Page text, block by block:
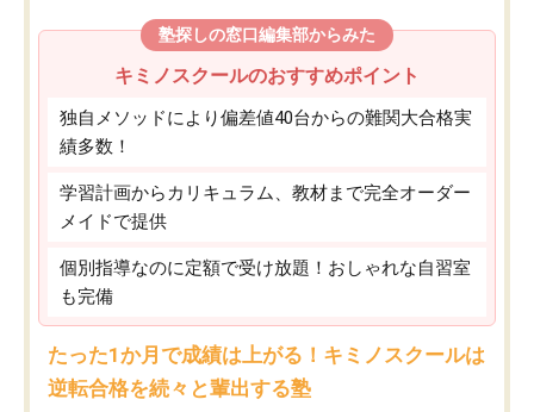
塾探しの窓口編集部からみた
キミノスクールのおすすめポイント
独自メソッドにより偏差値40台からの難関大合格実
績多数！
学習計画からカリキュラム、教材まで完全オーダー
メイドで提供
個別指導なのに定額で受け放題！おしゃれな自習室
も完備
たった1か月で成績は上がる！キミノスクールは
逆転合格を続々と輩出する塾